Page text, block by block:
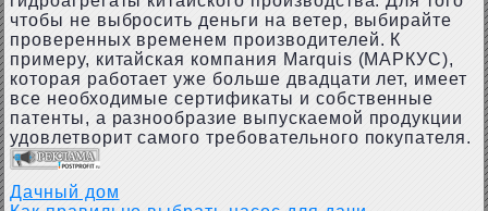
чтобы не выбросить деньги на ветер, выбирайте
проверенных временем производителей. К
примеру, китайская компания Marquis (МАРКУС),
которая работает уже больше двадцати лет, имеет
все необходимые сертификаты и собственные
патенты, а разнообразие выпускаемой продукции
удовлетворит самого требовательного покупателя.
Дачный дом